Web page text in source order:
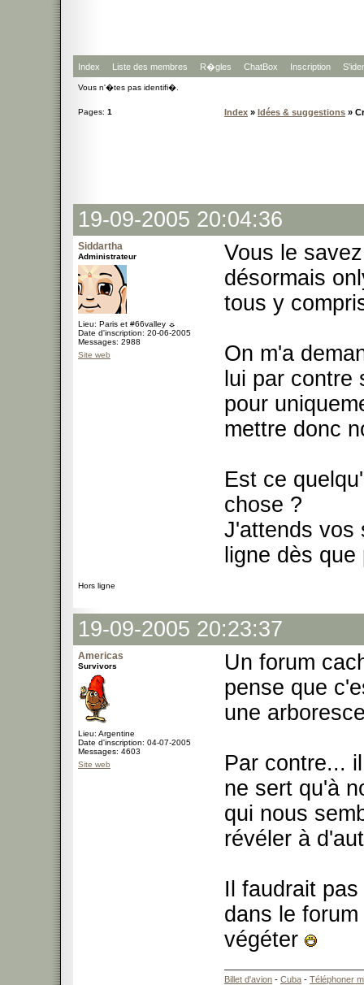
Index Liste des membres R�gles ChatBox Inscription
Vous n'�tes pas identifi�.
Pages: 1 Index » Idées & suggestions »
19-09-2005 20:04:36
Siddartha
Administrateur
Lieu: Paris et #66valley ☼
Date d'inscription: 20-06-2005
Messages: 2988
Site web
Vous le
désormais
tous y
On m'a
lui par
pour
mettre donc
Est ce
chose ?
J'attends vos
ligne dès
Hors ligne
19-09-2005 20:23:37
Americas
Survivors
Lieu: Argentine
Date d'inscription: 04-07-2005
Messages: 4603
Site web
Un forum
pense que
une
Par contre...
ne sert qu'à
qui nous
révéler à
Il faudrait
dans le
végéter
Billet d'avion - Cuba - Téléphoner